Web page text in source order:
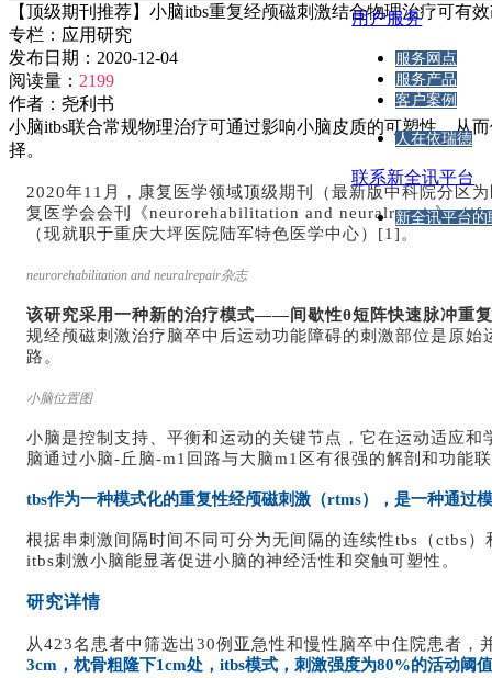
用户服务
服务网点
服务产品
客户案例
人在依瑞德
联系新全讯平台
新全讯平台的
【顶级期刊推荐】小脑itbs重复经颅磁刺激结合物理治疗可有
专栏： 应用研究
发布日期： 2020-12-04
阅读量： 2199
作者： 尧利书
小脑itbs联合常规物理治疗可通过影响小脑皮质的可塑性，从
择。
2020年11月，康复医学领域顶级期刊（最新版中科院分区
复医学会会刊《neurorehabilitation and neuralrepair》（
（现就职于重庆大坪医院陆军特色医学中心）[1]。
neurorehabilitation and neuralrepair杂志
该研究采用一种新的治疗模式——间歇性θ短阵快速脉冲
规经颅磁刺激治疗脑卒中后运动功能障碍的刺激部位是原
路。
小脑位置图
小脑是控制支持、平衡和运动的关键节点，它在运动适应
脑通过小脑-丘脑-m1回路与大脑m1区有很强的解剖和功能
tbs作为一种模式化的重复性经颅磁刺激（rtms），是一种通过
根据串刺激间隔时间不同可分为无间隔的连续性tbs（ctbs
itbs刺激小脑能显著促进小脑的神经活性和突触可塑性。
研究详情
从423名患者中筛选出30例亚急性和慢性脑卒中住院患者，
3cm，枕骨粗隆下1cm处，itbs模式，刺激强度为80%的活动阈